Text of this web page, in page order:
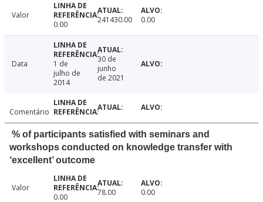
Valor
0.00
241430.00 0.00
Data
1 de
julho de
2014
30 de
junho
de 2021
Comentário
% of participants satisfied with seminars and
workshops conducted on knowledge transfer with
‘excellent’ outcome
Valor
0.00
78.00 0.00